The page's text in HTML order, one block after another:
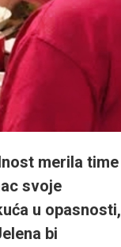
merila time
svoje
u opasnosti,
bi